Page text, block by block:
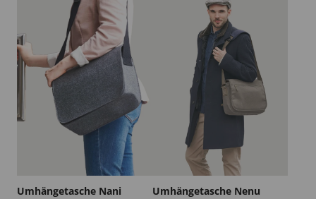
Umhängetasche Nani
Umhängetasche Nenu